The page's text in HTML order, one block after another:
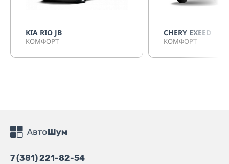
KIA RIO JB
КОМФОРТ
CHERY EXEED
КОМФОРТ
7 (381) 221-82-54